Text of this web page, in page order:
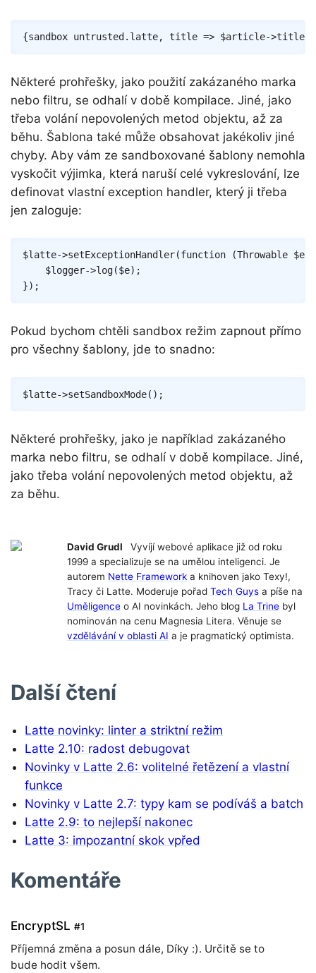
{sandbox untrusted . latte, title => $article->title
Copy
Některé prohřešky, jako použití zakázaného marka
nebo filtru, se odhalí v době kompilace. Jiné, jako
třeba volání nepovolených metod objektu, až za
běhu. Šablona také může obsahovat jakékoliv jiné
chyby. Aby vám ze sandboxované šablony nemohla
vyskočit výjimka, která naruší celé vykreslování, lze
definovat vlastní exception handler, který ji třeba
jen zaloguje:
$latte->setExceptionHandler(function (Throwable $e
$logger->log($e) ;
}) ;
Copy
Pokud bychom chtěli sandbox režim zapnout přímo
pro všechny šablony, jde to snadno:
$latte->setSandboxMode( ) ;
Některé prohřešky, jako je například zakázaného
marka nebo filtru, se odhalí v době kompilace. Jiné,
jako třeba volání nepovolených metod objektu, až
za běhu.
David Grudl
Vyvíjí webové aplikace již od roku
1999 a specializuje se na umělou inteligenci. Je
autorem Nette Framework a knihoven jako Texy!,
Tracy či Latte. Moderuje pořad Tech Guys a píše na
Uměligence o AI novinkách. Jeho blog La Trine byl
nominován na cenu Magnesia Litera. Věnuje se
vzdělávání v oblasti AI a je pragmatický optimista.
Další čtení
Latte novinky: linter a striktní režim
Latte 2.10: radost debugovat
Novinky v Latte 2.6: volitelné řetězení a vlastní
funkce
Novinky v Latte 2.7: typy kam se podíváš a batch
Latte 2.9: to nejlepší nakonec
Latte 3: impozantní skok vpřed
Komentáře
EncryptSL #1
Příjemná změna a posun dále, Díky :). Určitě se to
bude hodit všem.